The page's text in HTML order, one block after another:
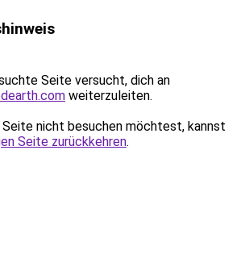
Seite versucht, dich an
weiterzuleiten.
Seite nicht besuchen möchtest, kannst
Seite zurückkehren.